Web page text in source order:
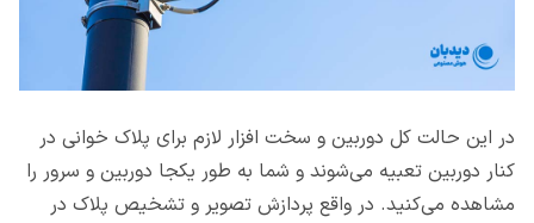
در این حالت کل دوربین و سخت افزار لازم برای پلاک خوانی در
کنار دوربین تعبیه می‌شوند و شما به طور یکجا دوربین و سرور را
مشاهده می‌کنید. در واقع پردازش تصویر و تشخیص پلاک در